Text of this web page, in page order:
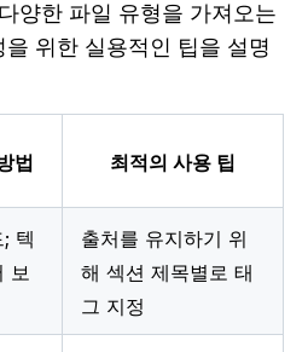
양한 파일 유형을 가져오는
위한 실용적인 팁을 설명
법 최적의 사용 팁
텍
보
출처를 유지하기 위
해 섹션 제목별로 태
그 지정